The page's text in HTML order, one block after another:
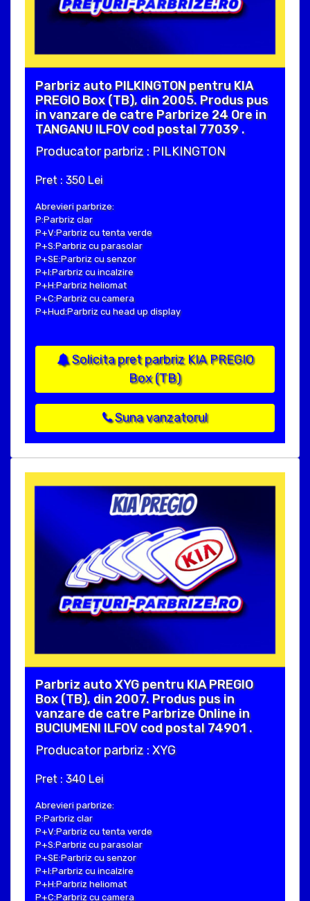
Parbriz auto PILKINGTON pentru KIA
PREGIO Box (TB), din 2005. Produs pus
in vanzare de catre Parbrize 24 Ore in
TANGANU ILFOV cod postal 77039 .
Producator parbriz : PILKINGTON
Pret : 350 Lei
Abrevieri parbrize:
P:Parbriz clar
P+V:Parbriz cu tenta verde
P+S:Parbriz cu parasolar
P+SE:Parbriz cu senzor
P+I:Parbriz cu incalzire
P+H:Parbriz heliomat
P+C:Parbriz cu camera
P+Hud:Parbriz cu head up display
Solicita pret parbriz KIA PREGIO
Box (TB)
Suna vanzatorul
Parbriz auto XYG pentru KIA PREGIO
Box (TB), din 2007. Produs pus in
vanzare de catre Parbrize Online in
BUCIUMENI ILFOV cod postal 74901 .
Producator parbriz : XYG
Pret : 340 Lei
Abrevieri parbrize:
P:Parbriz clar
P+V:Parbriz cu tenta verde
P+S:Parbriz cu parasolar
P+SE:Parbriz cu senzor
P+I:Parbriz cu incalzire
P+H:Parbriz heliomat
P+C:Parbriz cu camera